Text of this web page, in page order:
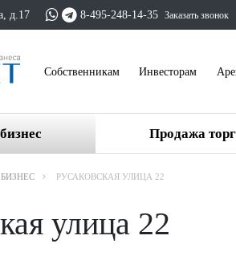
д.17 8-495-248-14-35 Заказать звонок
Cобственникам Инвесторам
Продажа
РУСАКОВСКАЯ УЛИЦА 22
улица 22